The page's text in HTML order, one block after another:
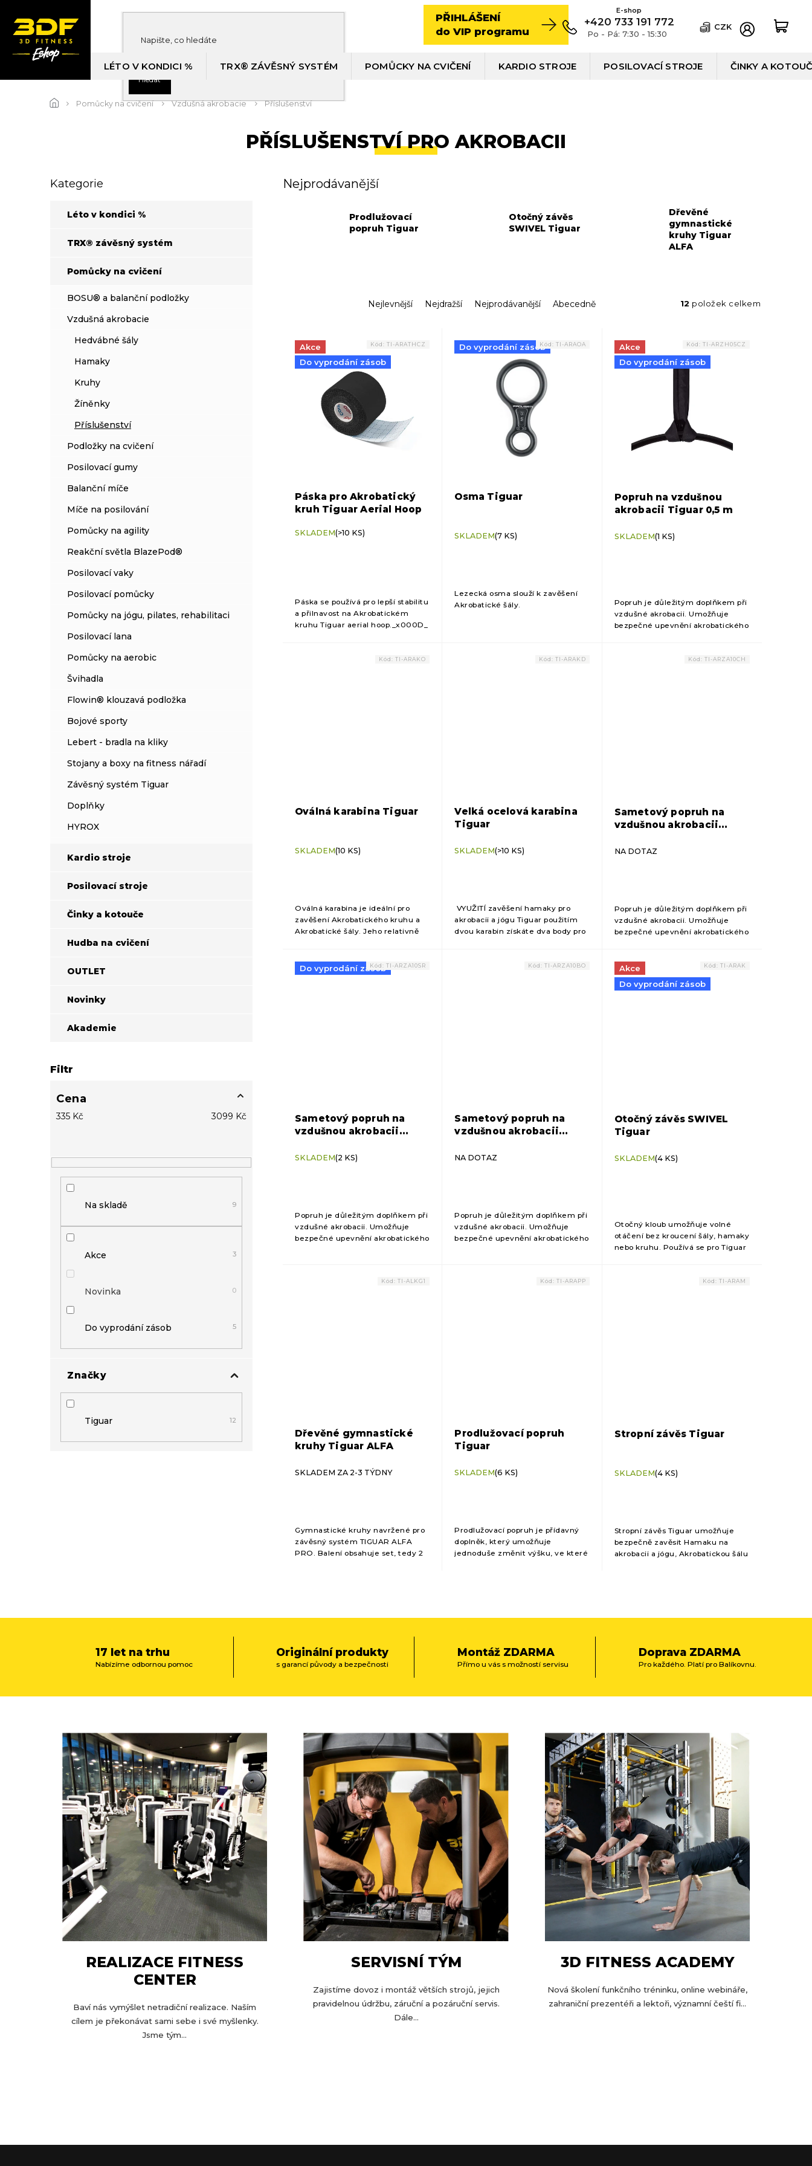
obsah
PŘIHLÁŠENÍ
do VIP programu
+420 733 191 772
Po - Pá: 7:30 - 15:30
CZK
Hledat
LÉTO V KONDICI % TRX® ZÁVĚSNÝ SYSTÉM POMŮCKY NA CVIČENÍ KARDIO STROJE POSILOVACÍ STROJE ČINKY A
Pomůcky na cvičení Vzdušná akrobacie Příslušenství
PŘÍSLUŠENSTVÍ PRO AKROBACII
o
Přeskočit
Kategorie
Léto v kondici %
TRX® závěsný systém
Pomůcky na cvičení
BOSU® a balanční podložky
Vzdušná akrobacie
Hedvábné šály
Hamaky
Kruhy
Žíněnky
Příslušenství
Podložky na cvičení
Posilovací gumy
Balanční míče
Míče na posilování
Pomůcky na agility
Reakční světla BlazePod®
Posilovací vaky
Posilovací pomůcky
Pomůcky na jógu, pilates, rehabilitaci
Posilovací lana
Pomůcky na aerobic
Švihadla
Flowin® klouzavá podložka
Bojové sporty
Lebert - bradla na kliky
Stojany a boxy na fitness nářadí
Závěsný systém Tiguar
Doplňky
HYROX
Kardio stroje
Posilovací stroje
Činky a kotouče
Hudba na cvičení
OUTLET
Novinky
Akademie
Filtr
Cena
335 Kč 3099 Kč
Na skladě 9
Akce 3
Novinka 0
Do vyprodání zásob 5
Značky
Tiguar 12
Nejprodávanější
Prodlužovací
popruh Tiguar
Otočný závěs
SWIVEL Tiguar
Dřevěné
gymnastické
kruhy Tiguar
ALFA
Ř
í
p
d
u
k
Nejlevnější Nejdražší Nejprodávanější Abecedně 12 položek celkem
Akce
Do vyprodání zásob
Páska pro Akrobatický
kruh Tiguar Aerial Hoop
hodnocení
hvězdiček.
SKLADEM(>10 KS)
Páska se používá pro lepší stabilitu
a přilnavost na Akrobatickém
kruhu Tiguar aerial hoop._x000D_
Kód:TI-ARATHCZ Do vyprodání zásob
Osma Tiguar
SKLADEM(7 KS)
Lezecká osma slouží k zavěšení
Akrobatické šály.
Kód: TI-ARAOA
Akce
Do vyprodání zásob
Popruh na vzdušnou
akrobacii Tiguar 0,5 m
SKLADEM(1 KS)
Popruh je důležitým doplňkem při
vzdušné akrobacii. Umožňuje
bezpečné upevnění akrobatického
akrobatického kruhu Tiguar...
Kód: TI-ARZH05CZ
Oválná karabina Tiguar
SKLADEM(10 KS)
Oválná karabina je ideální pro
zavěšení Akrobatického kruhu a
Akrobatické šály. Jeho relativně
místnostech. DŮLEŽITÉ...
Kód:TI-ARAKO
Velká ocelová karabina
Tiguar
SKLADEM(>10 KS)
VYUŽITÍ zavěšení hamaky pro
akrobacii a jógu Tiguar použitím
dvou karabin získáte dva body pro
Kód: TI-ARAKD
Sametový popruh na
vzdušnou akrobacii
NA DOTAZ
Popruh je důležitým doplňkem při
vzdušné akrobacii. Umožňuje
bezpečné upevnění akrobatického
akrobatického kruhu Tiguar...
Kód: TI-ARZA10CH
Do vyprodání zásob
Sametový popruh na
vzdušnou akrobacii
SKLADEM(2 KS)
Popruh je důležitým doplňkem při
vzdušné akrobacii. Umožňuje
bezpečné upevnění akrobatického
Kód:TI-ARZA10SR
Sametový popruh na
vzdušnou akrobacii
NA DOTAZ
Popruh je důležitým doplňkem při
vzdušné akrobacii. Umožňuje
bezpečné upevnění akrobatického
Kód: TI-ARZA10BO
Akce
Do vyprodání zásob
Otočný závěs SWIVEL
Tiguar
SKLADEM(4 KS)
Otočný kloub umožňuje volné
otáčení bez kroucení šály, hamaky
nebo kruhu. Používá se pro Tiguar
DŮLEŽITÉ INFORMACE...
Kód: TI-ARAK
Dřevěné gymnastické
kruhy Tiguar ALFA
SKLADEM ZA 2-3 TÝDNY
Gymnastické kruhy navržené pro
závěsný systém TIGUAR ALFA
PRO. Balení obsahuje set, tedy 2
Kód:TI-ALKG1
Prodlužovací popruh
Tiguar
SKLADEM(6 KS)
Prodlužovací popruh je přídavný
doplněk, který umožňuje
jednoduše změnit výšku, ve které
Kód: TI-ARAPP
Stropní závěs Tiguar
SKLADEM(4 KS)
Stropní závěs Tiguar umožňuje
bezpečně zavěsit Hamaku na
akrobacii a jógu, Akrobatickou šálu
Kód: TI-ARAM
á
c
í
17 let na trhu
Nabízíme odbornou pomoc
Originální produkty
s garancí původy a bezpečnosti
Montáž ZDARMA
Přímo u vás s možností servisu
Doprava ZDARMA
Pro každého. Platí pro Balíkovnu.
REALIZACE FITNESS
CENTER
Baví nás vymýšlet netradiční realizace. Naším
cílem je překonávat sami sebe i své myšlenky.
Jsme tým...
SERVISNÍ TÝM
Zajistíme dovoz i montáž větších strojů, jejich
pravidelnou údržbu, záruční a pozáruční servis.
Dále...
3D FITNESS ACADEMY
Nová školení funkčního tréninku, online webináře,
zahraniční prezentéři a lektoři, významní čeští fi...
t